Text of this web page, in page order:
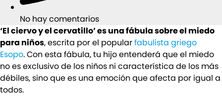
No hay comentarios
‘El ciervo y el cervatillo’ es una fábula sobre el miedo
para niños, escrita por el popularfabulista griego
Esopo. Con esta fábula, tu hijo entenderá que el miedo
no es exclusivo de los niños ni característica de los más
débiles, sino que es una emoción que afecta por igual a
todos.